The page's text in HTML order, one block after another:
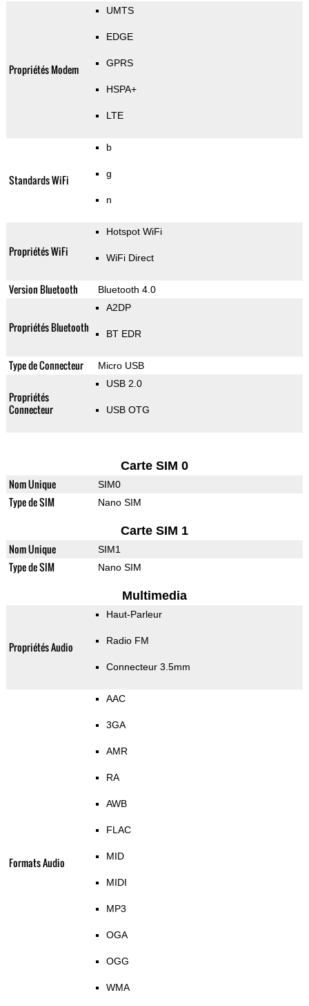
Propriétés Modem
UMTS
EDGE
GPRS
HSPA+
LTE
Standards WiFi
b
g
n
Propriétés WiFi
Hotspot WiFi
WiFi Direct
Version Bluetooth Bluetooth 4.0
Propriétés Bluetooth
A2DP
BT EDR
Type de Connecteur Micro USB
Propriétés
Connecteur
USB 2.0
USB OTG
Carte SIM 0
Nom Unique SIM0
Type de SIM Nano SIM
Carte SIM 1
Nom Unique SIM1
Type de SIM Nano SIM
Multimedia
Propriétés Audio
Haut-Parleur
Radio FM
Connecteur 3.5mm
Formats Audio
AAC
3GA
AMR
RA
AWB
FLAC
MID
MIDI
MP3
OGA
OGG
WMA